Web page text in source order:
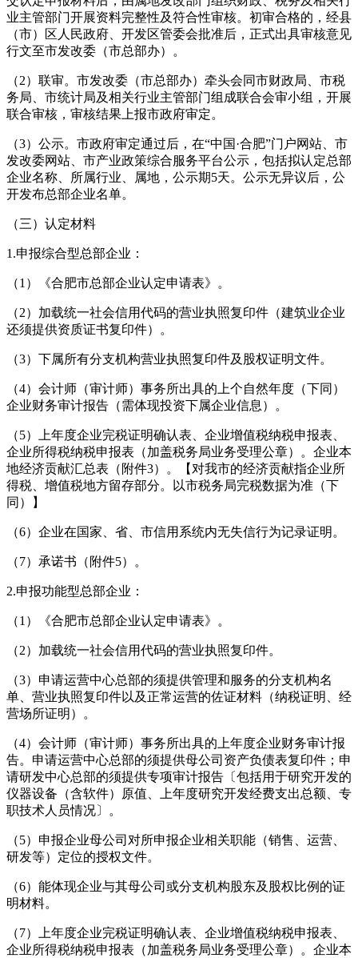
业主管部门开展资料完整性及符合性审核。初审合格的，经县
（市）区人民政府、开发区管委会批准后，正式出具审核意见
行文至市发改委（市总部办）。
（2）联审。市发改委（市总部办）牵头会同市财政局、市税
务局、市统计局及相关行业主管部门组成联合会审小组，开展
联合审核，审核结果上报市政府审定。
（3）公示。市政府审定通过后，在“中国·合肥”门户网站、市
发改委网站、市产业政策综合服务平台公示，包括拟认定总部
企业名称、所属行业、属地，公示期5天。公示无异议后，公
开发布总部企业名单。
（三）认定材料
1.申报综合型总部企业：
（1）《合肥市总部企业认定申请表》。
（2）加载统一社会信用代码的营业执照复印件（建筑业企业
还须提供资质证书复印件）。
（3）下属所有分支机构营业执照复印件及股权证明文件。
（4）会计师（审计师）事务所出具的上个自然年度（下同）
企业财务审计报告（需体现投资下属企业信息）。
（5）上年度企业完税证明确认表、企业增值税纳税申报表、
企业所得税纳税申报表（加盖税务局业务受理公章）。企业本
地经济贡献汇总表（附件3）。【对我市的经济贡献指企业所
得税、增值税地方留存部分。以市税务局完税数据为准（下
同）】
（6）企业在国家、省、市信用系统内无失信行为记录证明。
（7）承诺书（附件5）。
2.申报功能型总部企业：
（1）《合肥市总部企业认定申请表》。
（2）加载统一社会信用代码的营业执照复印件。
（3）申请运营中心总部的须提供管理和服务的分支机构名
单、营业执照复印件以及正常运营的佐证材料（纳税证明、经
营场所证明）。
（4）会计师（审计师）事务所出具的上年度企业财务审计报
告。申请运营中心总部的须提供母公司资产负债表复印件；申
请研发中心总部的须提供专项审计报告〔包括用于研究开发的
仪器设备（含软件）原值、上年度研究开发经费支出总额、专
职技术人员情况〕。
（5）申报企业母公司对所申报企业相关职能（销售、运营、
研发等）定位的授权文件。
（6）能体现企业与其母公司或分支机构股东及股权比例的证
明材料。
（7）上年度企业完税证明确认表、企业增值税纳税申报表、
企业所得税纳税申报表（加盖税务局业务受理公章）。企业本